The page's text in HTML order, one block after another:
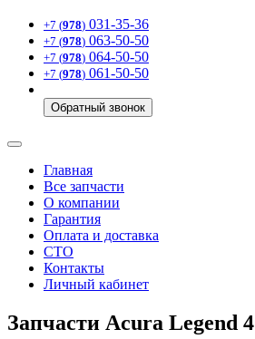
+7 (978) 031-35-36
+7 (978) 063-50-50
+7 (978) 064-50-50
+7 (978) 061-50-50
Обратный звонок
Главная
Все запчасти
О компании
Гарантия
Оплата и доставка
СТО
Контакты
Личный кабинет
Запчасти Acura Legend 4